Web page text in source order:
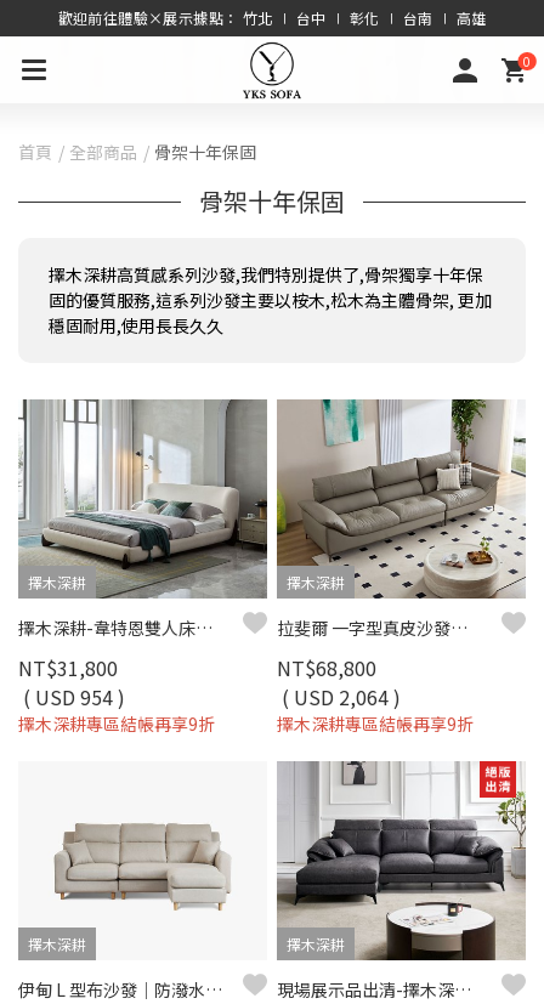
歡迎前往體驗×展示據點： 竹北 ∣ 台中 ∣ 彰化 ∣ 台南 ∣ 高雄
0
首頁 全部商品 骨架十年保固
骨架十年保固
擇木深耕高質感系列沙發,我們特別提供了,骨架獨享十年保
固的優質服務,這系列沙發主要以桉木,松木為主體骨架, 更加
穩固耐用,使用長長久久
擇木深耕
擇木深耕-韋特恩雙人床架 床台 貓抓布
NT$31,800
( USD 954 )
擇木深耕專區結帳再享9折
擇木深耕
拉斐爾 一字型真皮沙發｜歐洲頭層牛皮 × 羽絨＋高密度彈力坐墊 × 十年骨架保固 – 擇木深耕系列
NT$68,800
( USD 2,064 )
擇木深耕專區結帳再享9折
擇木深耕
伊甸 L 型布沙發｜防潑水細亞麻布 × 移動式腳椅 × 多種擺放方式 – 擇木深耕
擇木深耕
現場展示品出清-擇木深耕-唐恩L型布沙發(左/右型)